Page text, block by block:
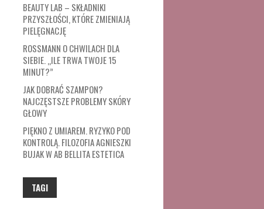
BEAUTY LAB – SKŁADNIKI
PRZYSZŁOŚCI, KTÓRE ZMIENIAJĄ
PIELĘGNACJĘ
ROSSMANN O CHWILACH DLA
SIEBIE. „ILE TRWA TWOJE 15
MINUT?”
JAK DOBRAĆ SZAMPON?
NAJCZĘSTSZE PROBLEMY SKÓRY
GŁOWY
PIĘKNO Z UMIAREM. RYZYKO POD
KONTROLĄ. FILOZOFIA AGNIESZKI
BUJAK W AB BELLITA ESTETICA
TAGI